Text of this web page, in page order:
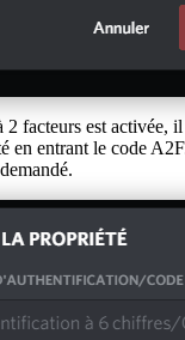
facteurs est activée,
en entrant le code